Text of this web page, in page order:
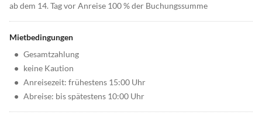
ab dem 14. Tag vor Anreise 100 % der Buchungssumme
Mietbedingungen
• Gesamtzahlung
• keine Kaution
• Anreisezeit: frühestens 15:00 Uhr
• Abreise: bis spätestens 10:00 Uhr